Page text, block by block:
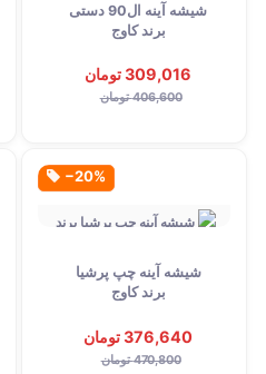
شیشه آینه ال90 دستی
برند کاوج
309,016 تومان
406,600 تومان
‎−20%
شیشه آینه چپ پرشیا
برند کاوج
376,640 تومان
470,800 تومان